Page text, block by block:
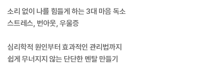
찾아와도 또 다른 흠결을 찾아다니느라 성취감을 느낄 여유조차 갖지 못합
니다. 노력하면 할수록 스트레스는 쌓이고 몸과 마음은 더 지쳐갑니다. 다
른 사람에게도 완벽을 강요하게 되고 그러면 관계가 틀어집니다. 완벽의
반대는 실패가 아니라 수용임을 잊지 말아야겠습니다.
--- 「역기능적 완벽주의를 경계하라」 중에서
소리 없이 나를 힘들게 하는 3대 마음 독소
스트레스, 번아웃, 우울증
심리학적 원인부터 효과적인 관리법까지
쉽게 무너지지 않는 단단한 멘탈 만들기